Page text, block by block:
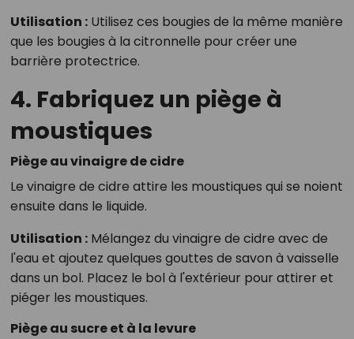
Utilisation :Utilisez ces bougies de la même manière
que les bougies à la citronnelle pour créer une
barrière protectrice.
4. Fabriquez un piège à
moustiques
Piège au vinaigre de cidre
Le vinaigre de cidre attire les moustiques qui se noient
ensuite dans le liquide.
Utilisation :Mélangez du vinaigre de cidre avec de
l'eau et ajoutez quelques gouttes de savon à vaisselle
dans un bol. Placez le bol à l'extérieur pour attirer et
piéger les moustiques.
Piège au sucre et à la levure